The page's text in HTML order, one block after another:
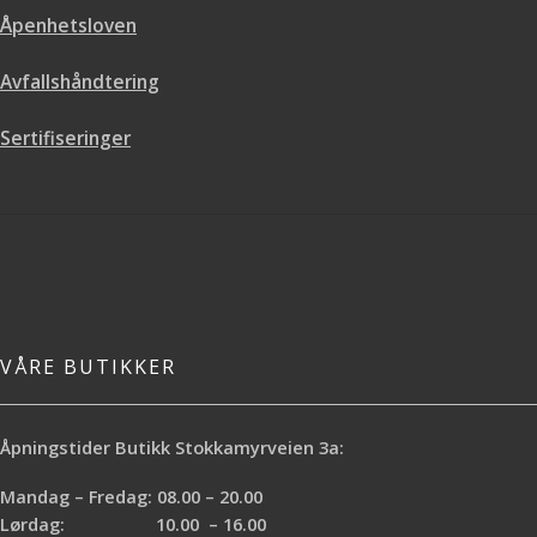
Åpenhetsloven
Avfallshåndtering
Sertifiseringer
VÅRE BUTIKKER
Åpningstider Butikk Stokkamyrveien 3a:
Mandag – Fredag: 08.00 – 20.00
Lørdag: 10.00 – 16.00